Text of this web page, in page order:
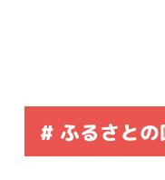
# ふるさとの